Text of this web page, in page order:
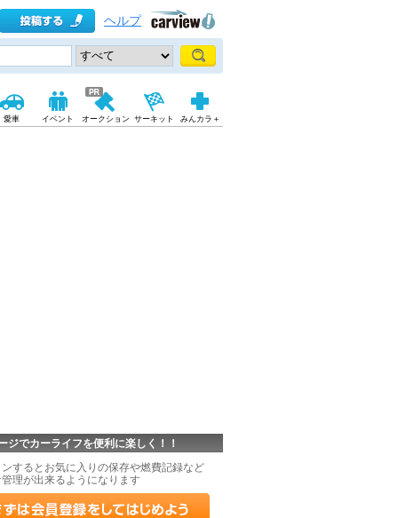
ヘルプ
愛車 イベント オークション サーキット みんカラ＋
ジでカーライフを便利に楽しく！！
するとお気に入りの保存や燃費記録など
理が出来るようになります